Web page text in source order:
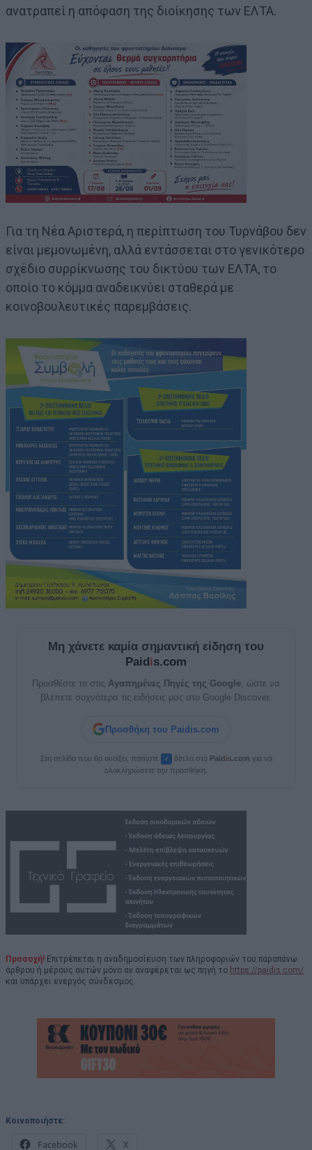
ανατραπεί η απόφαση της διοίκησης των ΕΛΤΑ.
Για τη Νέα Αριστερά, η περίπτωση του Τυρνάβου δεν
είναι μεμονωμένη, αλλά εντάσσεται στο γενικότερο
σχέδιο συρρίκνωσης του δικτύου των ΕΛΤΑ, το
οποίο το κόμμα αναδεικνύει σταθερά με
κοινοβουλευτικές παρεμβάσεις.
Μη χάνετε καμία σημαντική είδηση του
Paidis.com
Προσθέστε το στις Αγαπημένες Πηγές της Google , ώστε να
βλέπετε συχνότερα τις ειδήσεις μας στο Google Discover.
Προσθήκη του Paidis.com
Στη σελίδα που θα ανοίξει, πατήστε ✓ δίπλα στο Paidis.com για να
ολοκληρώσετε την προσθήκη.
Προσοχή! Επιτρέπεται η αναδημοσίευση των πληροφοριών του παραπάνω
άρθρου ή μέρους αυτών μόνο αν αναφέρεται ως πηγή το https://paidis.com/
και υπάρχει ενεργός σύνδεσμος.
Κοινοποιήστε:
Facebook X